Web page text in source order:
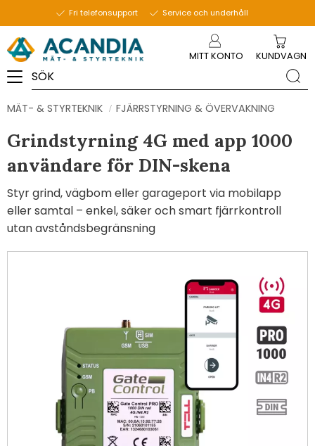
Fri telefonsupport Service och underhåll
MITT KONTO KUNDVAGN
MÄT- & STYRTEKNIK FJÄRRSTYRNING & ÖVERVAKNING
Grindstyrning 4G med app 1000
användare för DIN-skena
Styr grind, vägbom eller garageport via mobilapp
eller samtal – enkel, säker och smart fjärrkontroll
utan avståndsbegränsning